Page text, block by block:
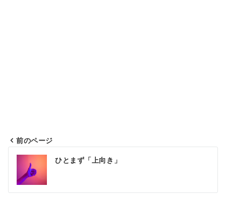
投
ナ
前のページ
ひとまず「上向き」